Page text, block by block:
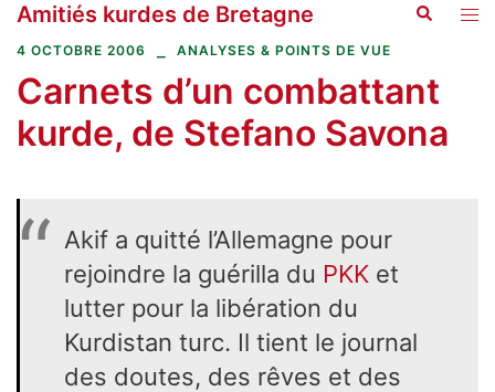
AllerAmitiés kurdes de Bretagne
4 OCTOBRE 2006 ANALYSES & POINTS DE VUE
Carnets d’un combattant
kurde, de Stefano Savona
Akif a quitté l’Allemagne pour
rejoindre la guérilla du PKK et
lutter pour la libération du
Kurdistan turc. Il tient le journal
des doutes, des rêves et des